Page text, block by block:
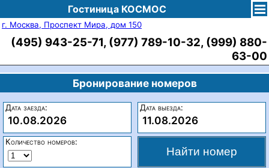
Гостиница КОСМОС
г. Москва, Проспект Мира, дом 150
(495) 943-25-71, (977) 789-10-32, (999) 880-
63-00
Бронирование номеров
Дата заезда:
10.08.2026
Дата выезда:
11.08.2026
Количество номеров: